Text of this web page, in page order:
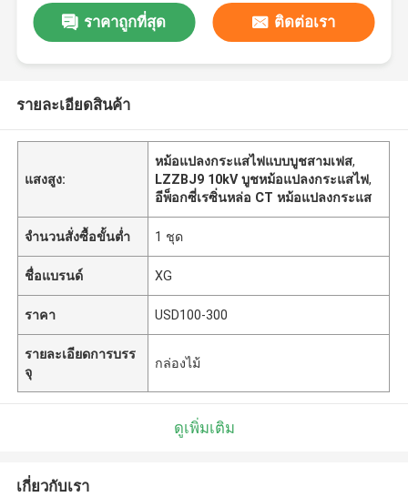
ราคาถูกที่สุด ติดต่อเรา
รายละเอียดสินค้า
แสงสูง:
หม้อแปลงกระแสไฟแบบบูชสามเฟส,
LZZBJ9 10kV บูชหม้อแปลงกระแสไฟ,
อีพ็อกซี่เรซิ่นหล่อ CT หม้อแปลงกระแส
จำนวนสั่งซื้อขั้นต่ำ 1 ชุด
ชื่อแบรนด์ XG
ราคา USD100-300
รายละเอียดการบรร
จุ
กล่องไม้
ดูเพิ่มเติม
เกี่ยวกับเรา